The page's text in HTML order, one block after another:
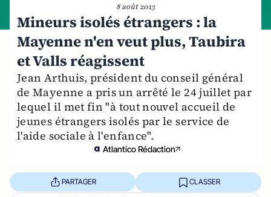
8 août 2013
Mineurs isolés étrangers : la
Mayenne n'en veut plus, Taubira
et Valls réagissent
Jean Arthuis, président du conseil général
de Mayenne a pris un arrêté le 24 juillet par
lequel il met fin "à tout nouvel accueil de
jeunes étrangers isolés par le service de
l'aide sociale à l'enfance".
Atlantico Rédaction
PARTAGER CLASSER